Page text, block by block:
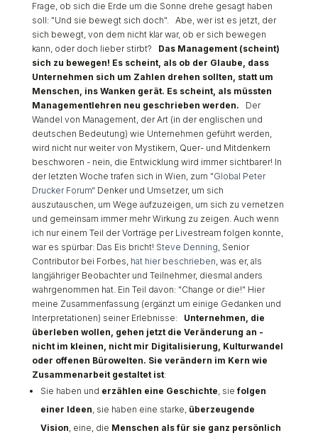
Frage, ob sich die Erde um die Sonne drehe gesagt haben
soll: "Und sie bewegt sich doch". Abe, wer ist es jetzt, der
sich bewegt, von dem nicht klar war, ob er sich bewegen
kann, oder doch lieber stirbt? Das Management (scheint)
sich zu bewegen! Es scheint, als ob der Glaube, dass
Unternehmen sich um Zahlen drehen sollten, statt um
Menschen, ins Wanken gerät. Es scheint, als müssten
Managementlehren neu geschrieben werden. Der
Wandel von Management, der Art (in der englischen und
deutschen Bedeutung) wie Unternehmen geführt werden,
wird nicht nur weiter von Mystikern, Quer- und Mitdenkern
beschworen - nein, die Entwicklung wird immer sichtbarer! In
der letzten Woche trafen sich in Wien, zum "Global Peter
Drucker Forum“ Denker und Umsetzer, um sich
auszutauschen, um Wege aufzuzeigen, um sich zu vernetzen
und gemeinsam immer mehr Wirkung zu zeigen. Auch wenn
ich nur einem Teil der Vorträge per Livestream folgen konnte,
war es spürbar: Das Eis bricht! Steve Denning, Senior
Contributor bei Forbes, hat hier beschrieben, was er, als
langjähriger Beobachter und Teilnehmer, diesmal anders
wahrgenommen hat. Ein Teil davon: "Change or die!" Hier
meine Zusammenfassung (ergänzt um einige Gedanken und
Interpretationen) seiner Erlebnisse: Unternehmen, die
überleben wollen, gehen jetzt die Veränderung an -
nicht im kleinen, nicht mir Digitalisierung, Kulturwandel
oder offenen Bürowelten. Sie verändern im Kern wie
Zusammenarbeit gestaltet ist:
Sie haben und erzählen eine Geschichte, siefolgen
einer Ideen, sie haben eine starke, überzeugende
Vision, eine, die Menschen als für sie ganz persönlich